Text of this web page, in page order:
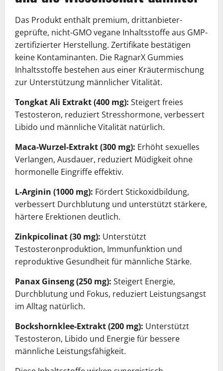
Das Produkt enthält premium, drittanbieter-
geprüfte, nicht-GMO vegane Inhaltsstoffe aus GMP-
zertifizierter Herstellung. Zertifikate bestätigen
keine Kontaminanten. Die RagnarX Gummies
Inhaltsstoffe bestehen aus einer Kräutermischung
zur Unterstützung männlicher Vitalität.
Tongkat Ali Extrakt (400 mg): Steigert freies
Testosteron, reduziert Stresshormone, verbessert
Libido und männliche Vitalität natürlich.
Maca-Wurzel-Extrakt (300 mg): Erhöht sexuelles
Verlangen, Ausdauer, reduziert Müdigkeit ohne
hormonelle Eingriffe effektiv.
L-Arginin (1000 mg): Fördert Stickoxidbildung,
verbessert Durchblutung und unterstützt stärkere,
härtere Erektionen deutlich.
Zinkpicolinat (30 mg): Unterstützt
Testosteronproduktion, Immunfunktion und
reproduktive Gesundheit für männliche Stärke.
Panax Ginseng (250 mg): Steigert Energie,
Durchblutung und Fokus, reduziert Leistungsangst
im Alltag natürlich.
Bockshornklee-Extrakt (200 mg): Unterstützt
Testosteron, Libido und Energie für bessere
männliche Leistungsfähigkeit.